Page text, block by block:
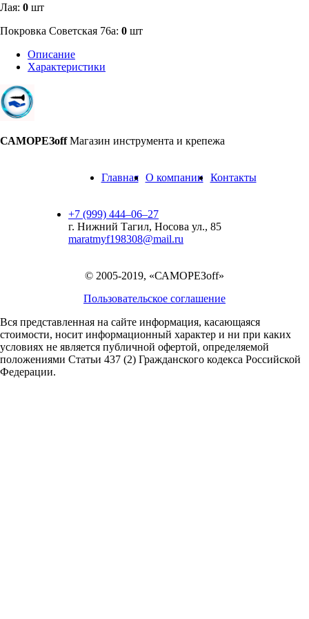
Лая: 0 шт
Покровка Советская 76а: 0 шт
Описание
Характеристики
САМОРЕЗoff Магазин инструмента и крепежа
Главная О компании Контакты
+7 (999) 444‒06‒27
г. Нижний Тагил, Носова ул., 85
maratmyf198308@mail.ru
© 2005-2019, «САМОРЕЗoff»
Пользовательское соглашение
Вся представленная на сайте информация, касающаяся
стоимости, носит информационный характер и ни при каких
условиях не является публичной офертой, определяемой
положениями Статьи 437 (2) Гражданского кодекса Российской
Федерации.